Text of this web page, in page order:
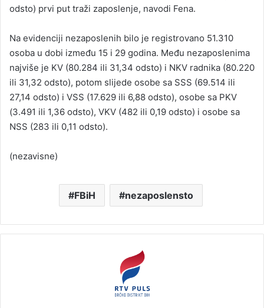
odsto) prvi put traži zaposlenje, navodi Fena.
Na evidenciji nezaposlenih bilo je registrovano 51.310
osoba u dobi između 15 i 29 godina. Među nezaposlenima
najviše je KV (80.284 ili 31,34 odsto) i NKV radnika (80.220
ili 31,32 odsto), potom slijede osobe sa SSS (69.514 ili
27,14 odsto) i VSS (17.629 ili 6,88 odsto), osobe sa PKV
(3.491 ili 1,36 odsto), VKV (482 ili 0,19 odsto) i osobe sa
NSS (283 ili 0,11 odsto).
(nezavisne)
FBiH nezaposlensto